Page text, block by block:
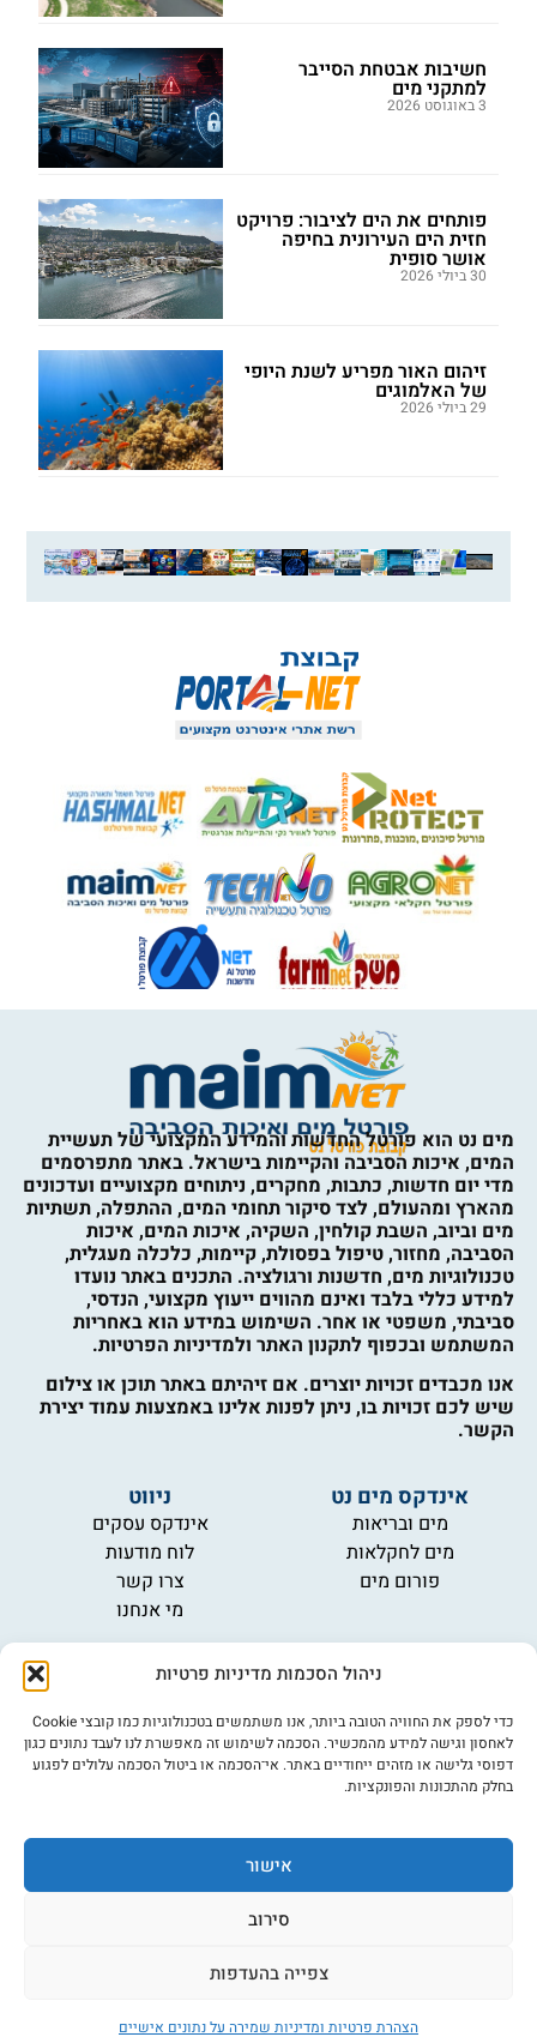
ניהול הסכמות מדיניות פרטיות
כדי לספק את החוויה הטובה ביותר, אנו משתמשים בטכנולוגיות כמו קובצי Cookie
לאחסון וגישה למידע מהמכשיר. הסכמה לשימוש זה מאפשרת לנו לעבד נתונים כגון
דפוסי גלישה או מזהים ייחודיים באתר. אי־הסכמה או ביטול הסכמה עלולים לפגוע
בחלק מהתכונות והפונקציות.
אישור
סירוב
צפייה בהעדפות
הצהרת פרטיות ומדיניות שמירה על נתונים אישיים
חשיבות אבטחת הסייבר
למתקני מים
3 באוגוסט 2026
פותחים את הים לציבור: פרויקט
חזית הים העירונית בחיפה
אושר סופית
30 ביולי 2026
זיהום האור מפריע לשנת היופי
של האלמוגים
29 ביולי 2026
מים נט הוא פורטל החדשות והמידע המקצועי של תעשיית
המים, איכות הסביבה והקיימות בישראל. באתר מתפרסמים
מדי יום חדשות, כתבות, מחקרים, ניתוחים מקצועיים ועדכונים
מהארץ ומהעולם, לצד סיקור תחומי המים, ההתפלה, תשתיות
מים וביוב, השבת קולחין, השקיה, איכות המים, איכות
הסביבה, מחזור, טיפול בפסולת, קיימות, כלכלה מעגלית,
טכנולוגיות מים, חדשנות ורגולציה. התכנים באתר נועדו
למידע כללי בלבד ואינם מהווים ייעוץ מקצועי, הנדסי,
סביבתי, משפטי או אחר. השימוש במידע הוא באחריות
המשתמש ובכפוף לתקנון האתר ולמדיניות הפרטיות.
אנו מכבדים זכויות יוצרים. אם זיהיתם באתר תוכן או צילום
שיש לכם זכויות בו, ניתן לפנות אלינו באמצעות עמוד יצירת
הקשר.
אינדקס מים נט
מים ובריאות
מים לחקלאות
פורום מים
ניווט
אינדקס עסקים
לוח מודעות
צרו קשר
מי אנחנו
מידע
תקנון
הרשמה לניוזלטר
פרסמו אצלנו
הצהרת נגישות
©כל הזכויות שמורות למים נט (נוסד בשנת 2007) אתר: דיביין